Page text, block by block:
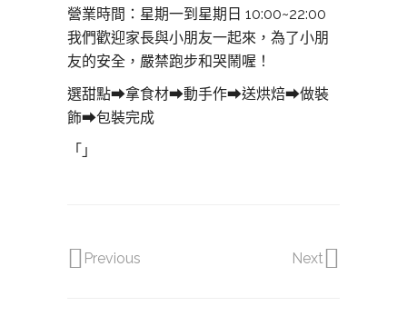
營業時間：星期一到星期日 10:00~22:00
我們歡迎家長與小朋友一起來，為了小朋
友的安全，嚴禁跑步和哭鬧喔！
選甜點➡拿食材➡動手作➡送烘焙➡做裝
飾➡包裝完成
「」
Previous Next